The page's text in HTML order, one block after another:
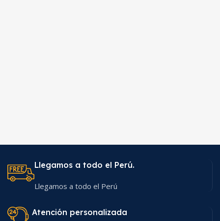
Llegamos a todo el Perú.
Llegamos a todo el Perú
Atención personalizada